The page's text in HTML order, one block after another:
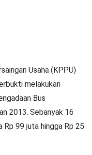
Usaha (KPPU)
melakukan
Bus
2013. Sebanyak 16
Rp 99 juta hingga Rp 25